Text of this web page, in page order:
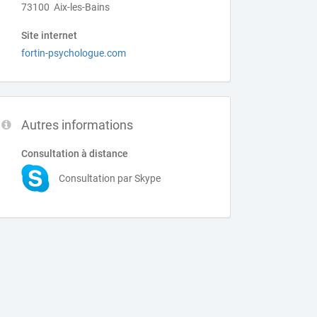
73100 Aix-les-Bains
Site internet
fortin-psychologue.com
Autres informations
Consultation à distance
Consultation par Skype